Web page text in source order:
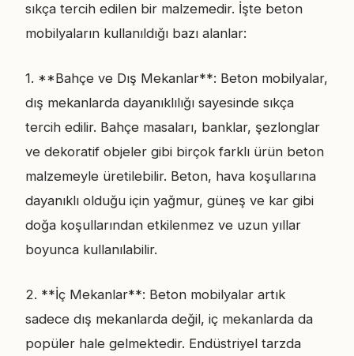
sıkça tercih edilen bir malzemedir. İşte beton
mobilyaların kullanıldığı bazı alanlar:
1. **Bahçe ve Dış Mekanlar**: Beton mobilyalar,
dış mekanlarda dayanıklılığı sayesinde sıkça
tercih edilir. Bahçe masaları, banklar, şezlonglar
ve dekoratif objeler gibi birçok farklı ürün beton
malzemeyle üretilebilir. Beton, hava koşullarına
dayanıklı olduğu için yağmur, güneş ve kar gibi
doğa koşullarından etkilenmez ve uzun yıllar
boyunca kullanılabilir.
2. **İç Mekanlar**: Beton mobilyalar artık
sadece dış mekanlarda değil, iç mekanlarda da
popüler hale gelmektedir. Endüstriyel tarzda